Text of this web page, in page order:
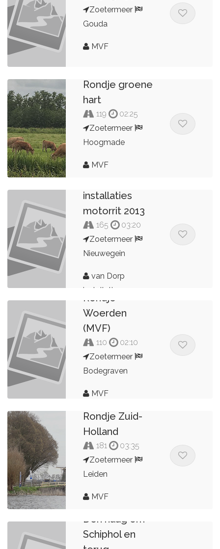
Zoetermeer
Gouda
MVF
Rondje groene
hart
119
02:25
Zoetermeer
Hoogmade
MVF
installaties
motorrit 2013
165
03:20
Zoetermeer
Nieuwegein
van Dorp
installaties
Rondje
Woerden
(MVF)
110
02:10
Zoetermeer
Bodegraven
MVF
Rondje Zuid-
Holland
181
03:35
Zoetermeer
Leiden
MVF
Den haag om
Schiphol en